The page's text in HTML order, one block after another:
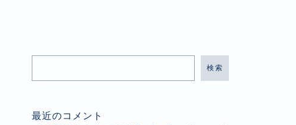
検索
最近のコメント